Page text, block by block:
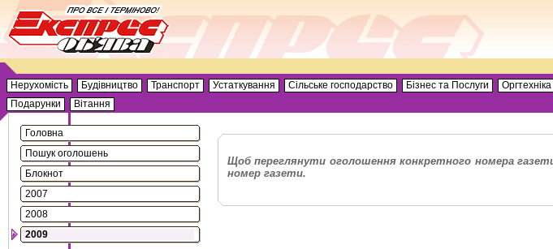
Нерухомість Будівництво Транспорт Устаткування Сільське господарство Бізнес та Послуги Оргтехніка
Подарунки
Вітання
Головна
Пошук оголошень
Блокнот
2007
2008
2009
Щоб переглянути оголошення конкретного номера
номер газети.